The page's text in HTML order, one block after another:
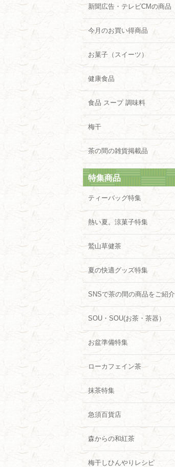
新聞広告・テレビCMの商品
今月のお買い得商品
お菓子（スイーツ）
健康食品
食品 スープ 調味料
梅干
茶の間の雑貨掲載品
特集商品
ティーバッグ特集
熱い夏。涼菓子特集
鷲山草健茶
夏の快適グッズ特集
SNSで茶の間の商品をご紹介
SOU・SOU(お茶・茶器）
お盆準備特集
ローカフェイン茶
抹茶特集
急須百貨店
森からの和紅茶
梅干しひんやりレシピ